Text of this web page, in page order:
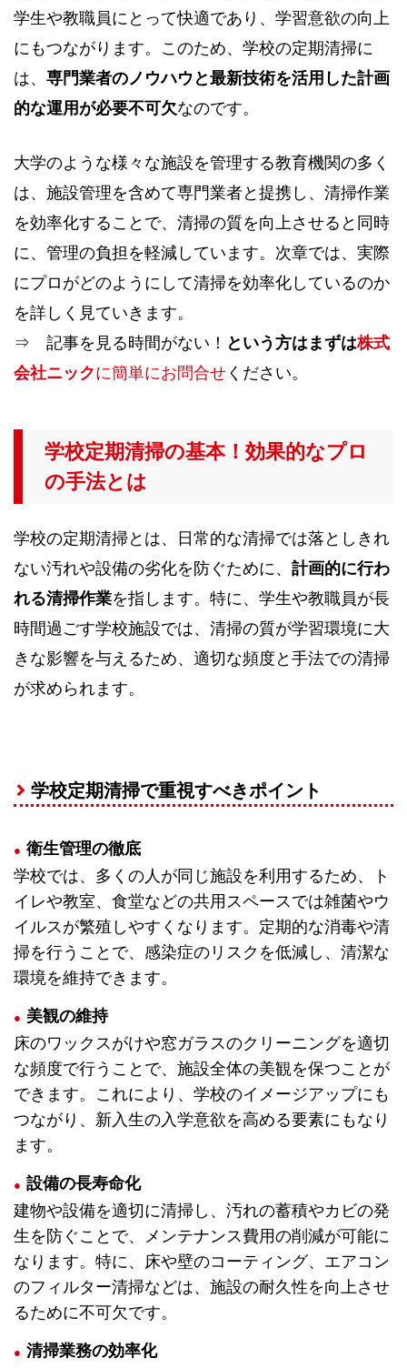
学生や教職員にとって快適であり、学習意欲の向上
にもつながります。このため、学校の定期清掃に
は、 専門業者のノウハウと最新技術を活用した計画
的な運用が必要不可欠なのです。
大学のような様々な施設を管理する教育機関の多く
は、施設管理を含めて専門業者と提携し、清掃作業
を効率化することで、清掃の質を向上させると同時
に、管理の負担を軽減しています。次章では、実際
にプロがどのようにして清掃を効率化しているのか
を詳しく見ていきます。
⇒ 記事を見る時間がない！ という方はまずは株式
会社ニックに簡単にお問合せ ください。
学校定期清掃の基本！効果的なプロ
の手法とは
学校の定期清掃とは、日常的な清掃では落としきれ
ない汚れや設備の劣化を防ぐために、 計画的に行わ
れる清掃作業を指します。特に、学生や教職員が長
時間過ごす学校施設では、清掃の質が学習環境に大
きな影響を与えるため、適切な頻度と手法での清掃
が求められます。
学校定期清掃で重視すべきポイント
衛生管理の徹底
学校では、多くの人が同じ施設を利用するため、ト
イレや教室、食堂などの共用スペースでは雑菌やウ
イルスが繁殖しやすくなります。定期的な消毒や清
掃を行うことで、感染症のリスクを低減し、清潔な
環境を維持できます。
美観の維持
床のワックスがけや窓ガラスのクリーニングを適切
な頻度で行うことで、施設全体の美観を保つことが
できます。これにより、学校のイメージアップにも
つながり、新入生の入学意欲を高める要素にもなり
ます。
設備の長寿命化
建物や設備を適切に清掃し、汚れの蓄積やカビの発
生を防ぐことで、メンテナンス費用の削減が可能に
なります。特に、床や壁のコーティング、エアコン
のフィルター清掃などは、施設の耐久性を向上させ
るために不可欠です。
清掃業務の効率化